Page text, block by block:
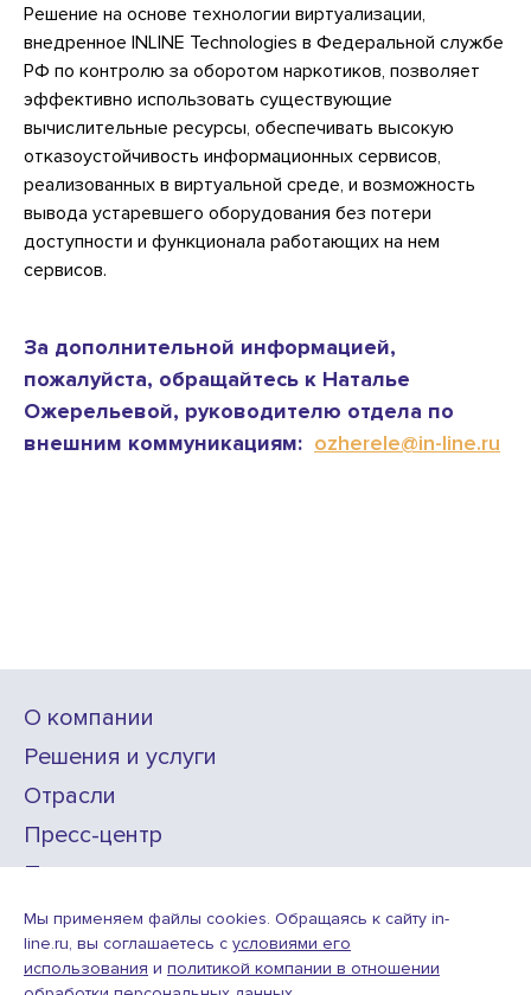
Решение на основе технологии виртуализации,
внедренное INLINE Technologies в Федеральной службе
РФ по контролю за оборотом наркотиков, позволяет
эффективно использовать существующие
вычислительные ресурсы, обеспечивать высокую
отказоустойчивость информационных сервисов,
реализованных в виртуальной среде, и возможность
вывода устаревшего оборудования без потери
доступности и функционала работающих на нем
сервисов.
За дополнительной информацией,
пожалуйста, обращайтесь к Наталье
Ожерельевой, руководителю отдела по
внешним коммуникациям: ozherele@in-line.ru
О компании
Решения и услуги
Отрасли
Пресс-центр
Проекты
Карьера
ИТ-аккредитация
Мы применяем файлы cookies. Обращаясь к сайту in-
line.ru, вы соглашаетесь с условиями его
использования и политикой компании в отношении